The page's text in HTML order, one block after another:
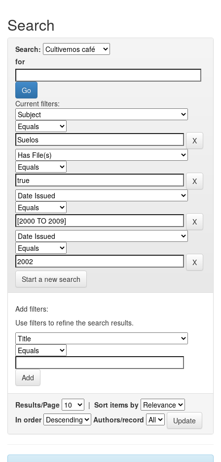
Search
Search:
for
Current filters:
Start a new search
Add filters:
Use filters to refine the search results.
Results/Page | Sort items by
In order
Authors/record